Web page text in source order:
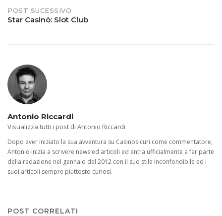
POST SUCESSIVO
Star Casinò: Slot Club
Antonio Riccardi
Visualizza tutti i post di Antonio Riccardi
Dopo aver iniziato la sua avventura su Casinosicuri come commentatore,
Antonio inizia a scrivere news ed articoli ed entra ufficialmente a far parte
della redazione nel gennaio del 2012 con il suo stile inconfondibile ed i
suoi articoli sempre piuttosto curiosi.
POST CORRELATI